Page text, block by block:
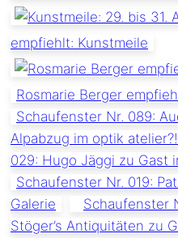
empfiehlt: Kunstmeile
Rosmarie Berger
Schaufenster Nr. 089:
Alpabzug im optik atelier?!
029: Hugo Jäggi zu Gast
Schaufenster Nr. 019:
Galerie
Schaufenster
Stöger’s Antiquitäten zu